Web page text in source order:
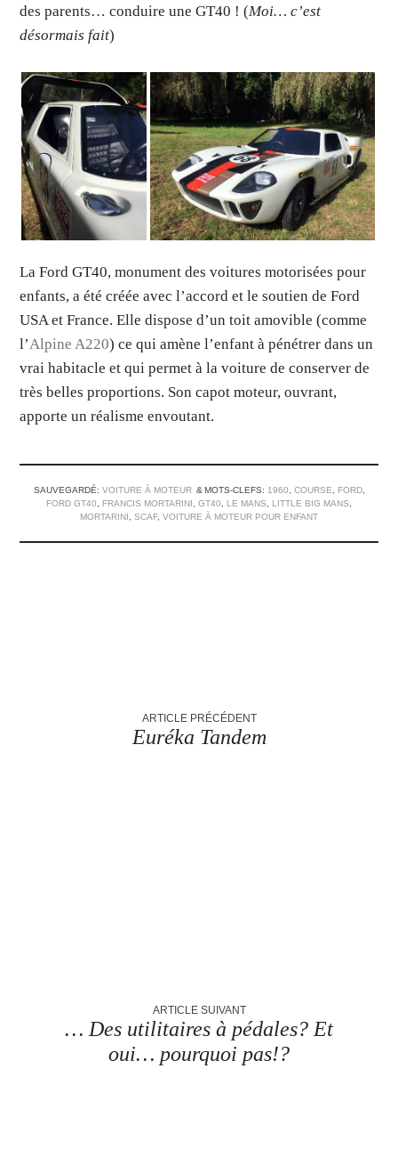
des parents… conduire une GT40 ! (Moi… c’est
désormais fait)
La Ford GT40, monument des voitures motorisées pour
enfants, a été créée avec l’accord et le soutien de Ford
USA et France. Elle dispose d’un toit amovible (comme
l’Alpine A220) ce qui amène l’enfant à pénétrer dans un
vrai habitacle et qui permet à la voiture de conserver de
très belles proportions. Son capot moteur, ouvrant,
apporte un réalisme envoutant.
SAUVEGARDÉ: VOITURE À MOTEUR MOTS-CLEFS: 1960 COURSE FORD,
FORD GT40
FRANCIS MORTARINI GT40 LE MANS LITTLE BIG MANS
MORTARINI
SCAF, VOITURE À MOTEUR POUR ENFANT
ARTICLE PRÉCÉDENT
Euréka Tandem
ARTICLE SUIVANT
… Des utilitaires à pédales? Et
oui… pourquoi pas!?